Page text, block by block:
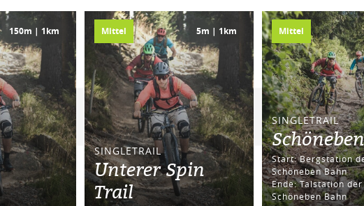
150m | 1km Mittel 5m | 1km
SINGLETRAIL
Unterer Spin
Trail
Mittel
SINGLETRAIL
Start: Bergstation der
Schöneben Bahn
Ende: Talstation der
Schöneben Bahn